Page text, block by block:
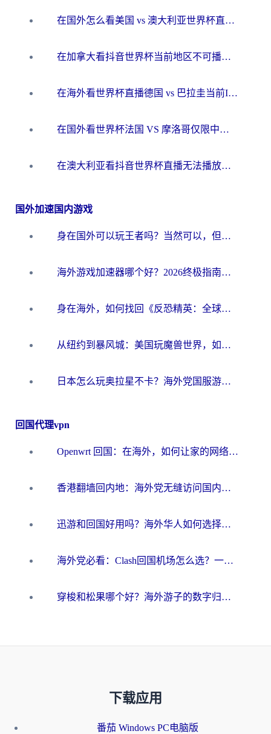
在国外怎么看美国 vs 澳大利亚世界杯直播？海外党必藏的中文解说观赛指南
在加拿大看抖音世界杯当前地区不可播放？海外党体育观赛终极指南
在海外看世界杯直播德国 vs 巴拉圭当前IP受限制？这篇指南帮你轻松解决地区限制
在国外看世界杯法国 VS 摩洛哥仅限中国大陆？别让地域限制拦下你的欢呼
在澳大利亚看抖音世界杯直播无法播放？海外党体育观赛终极指南来了！
国外加速国内游戏
身在国外可以玩王者吗？当然可以，但你需要这份“加速”指南
海外游戏加速器哪个好？2026终极指南帮你畅玩国服+解决卡顿难题
身在海外，如何找回《反恐精英：全球攻势》国服的丝滑手感？一份给你的终极指南
从纽约到暴风城：美国玩魔兽世界，如何找到你的最佳网络航线
日本怎么玩奥拉星不卡？海外党国服游戏加速器选择全攻略
回国代理vpn
Openwrt 回国：在海外，如何让家的网络触手可及
香港翻墙回内地：海外党无缝访问国内资源的加速器选择全攻略
迅游和回国好用吗？海外华人如何选择靠谱的回国加速器
海外党必看：Clash回国机场怎么选？一篇搞定无缝访问国内资源的全攻略
穿梭和松果哪个好？海外游子的数字归乡路，到底该怎么选
下载应用
番茄 Windows PC电脑版